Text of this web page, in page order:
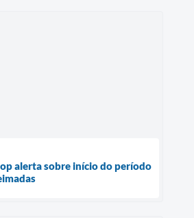
alerta sobre início do período